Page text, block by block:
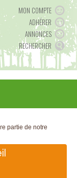
MON COMPTE
ADHÉRER
ANNONCES
RECHERCHER
partie de notre